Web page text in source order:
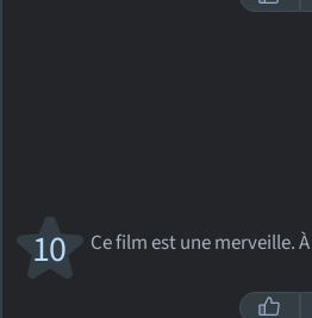
Ce film est une merveille.
10